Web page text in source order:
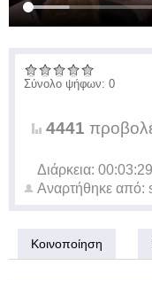
Σύνολο ψήφων: 0
4441
Διάρκεια: 00:03:29
Αναρτήθηκε από:
Κοινοποίηση